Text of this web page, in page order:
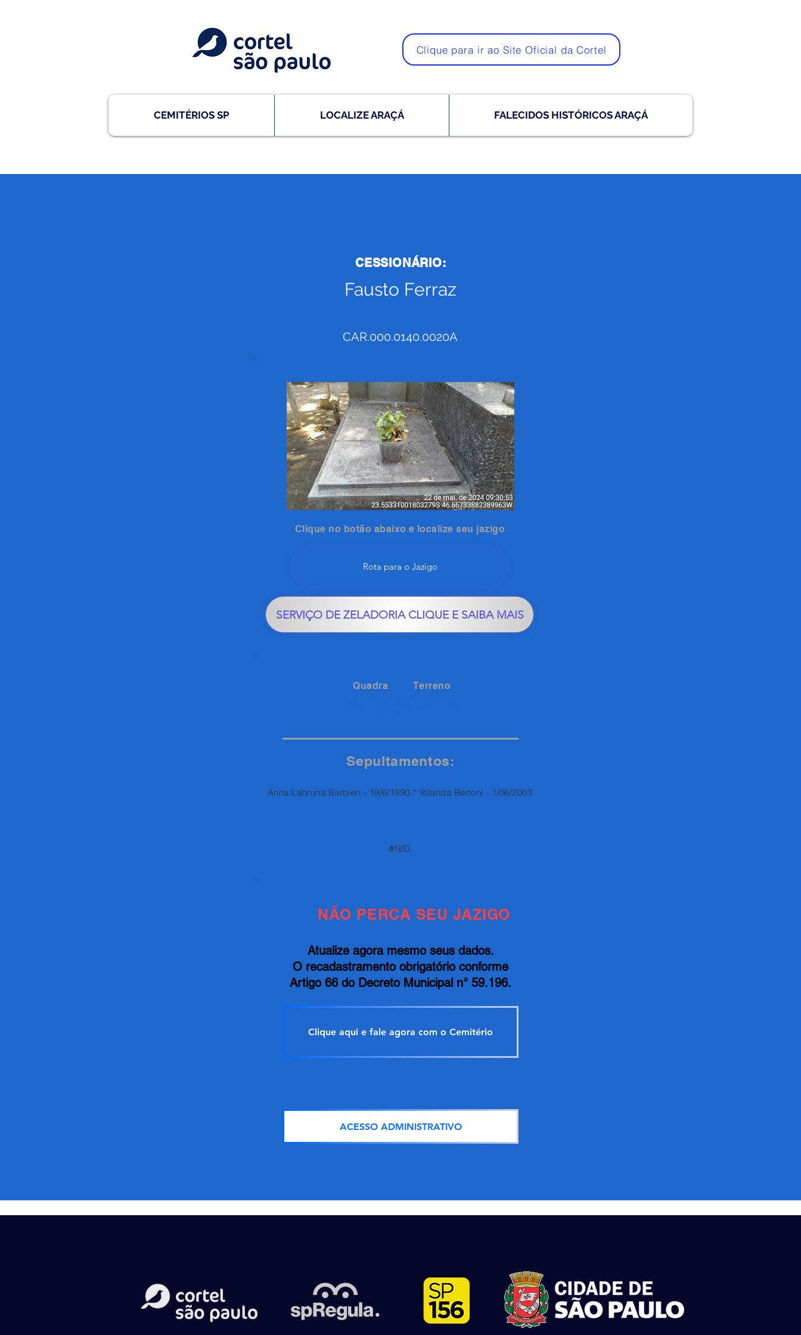
Clique para ir ao Site Oficial da Cortel
CEMITÉRIOS SP LOCALIZE ARAÇÁ FALECIDOS HISTÓRICOS ARAÇÁ
CESSIONÁRIO:
Fausto Ferraz
CAR.000.0140.0020A
Clique no botão abaixo e localize seu jazigo
Rota para o Jazigo
SERVIÇO DE ZELADORIA CLIQUE E SAIBA MAIS
Quadra Terreno
Sepultamentos:
Anna Labruna Barbieri - 19/6/1990 * Yolanda Bertoni - 1/06/2003
#N/D
NÃO PERCA SEU JAZIGO
Atualize agora mesmo seus dados.
O recadastramento obrigatório conforme
Artigo 66 do Decreto Municipal n° 59.196.
Clique aqui e fale agora com o Cemitério
ACESSO ADMINISTRATIVO